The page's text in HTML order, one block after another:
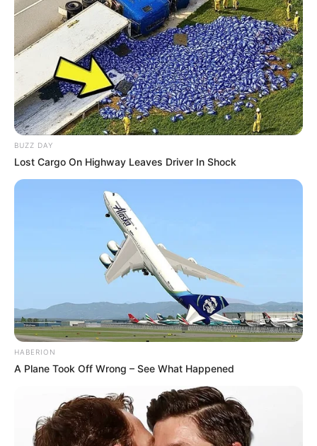
BUZZ DAY
Lost Cargo On Highway Leaves Driver In Shock
HABERION
A Plane Took Off Wrong – See What Happened